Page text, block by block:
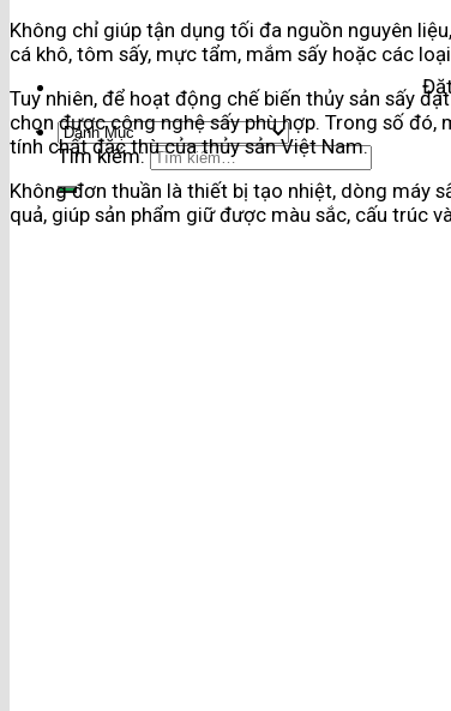
Tìm kiếm:
Không chỉ giúp tận dụng tối đa nguồn nguyên
cá khô, tôm sấy, mực tẩm, mắm sấy hoặc các
Tuy nhiên, để hoạt động chế biến thủy sản sấy
chọn được công nghệ sấy phù hợp. Trong số đó,
tính chất đặc thù của thủy sản Việt Nam.
Không đơn thuần là thiết bị tạo nhiệt, dòng máy
quả, giúp sản phẩm giữ được màu sắc, cấu trúc